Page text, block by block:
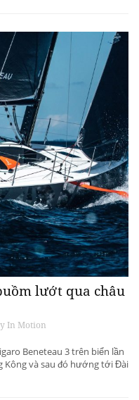
lướt qua châu
In Motion
Beneteau 3 trên biển lần
Kông và sau đó hướng tới Đài